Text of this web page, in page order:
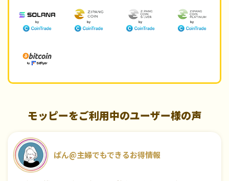
モッピーをご利用中のユーザー様の声
ぱん@主婦でもできるお得情報